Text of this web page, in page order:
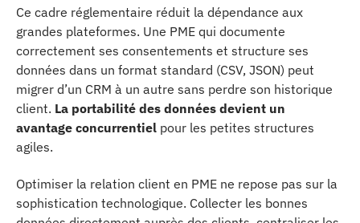
Ce cadre réglementaire réduit la dépendance aux
grandes plateformes. Une PME qui documente
correctement ses consentements et structure ses
données dans un format standard (CSV, JSON) peut
migrer d’un CRM à un autre sans perdre son historique
client. La portabilité des données devient un
avantage concurrentiel pour les petites structures
agiles.
Optimiser la relation client en PME ne repose pas sur la
sophistication technologique. Collecter les bonnes